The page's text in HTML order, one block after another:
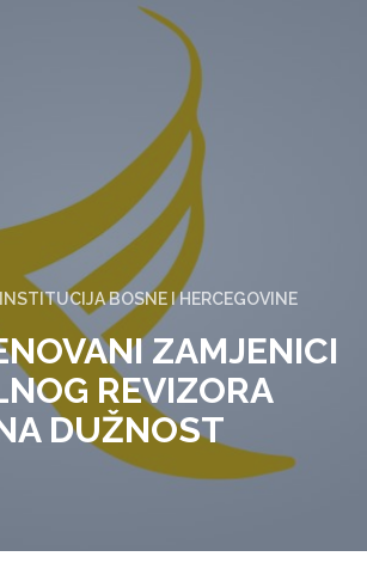
BOSNE I HERCEGOVINE
ZAMJENICI
REVIZORA
DUŽNOST